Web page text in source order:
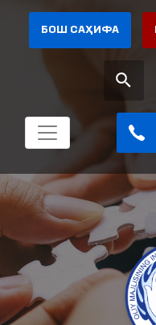
БОШ САҲИФА